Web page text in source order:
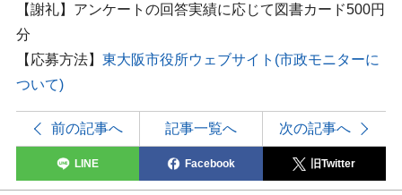
【謝礼】アンケートの回答実績に応じて図書カード500円
分
【応募方法】 東大阪市役所ウェブサイト(市政モニターに
ついて)
前の記事へ 記事一覧へ 次の記事へ
LINE Facebook 旧Twitter